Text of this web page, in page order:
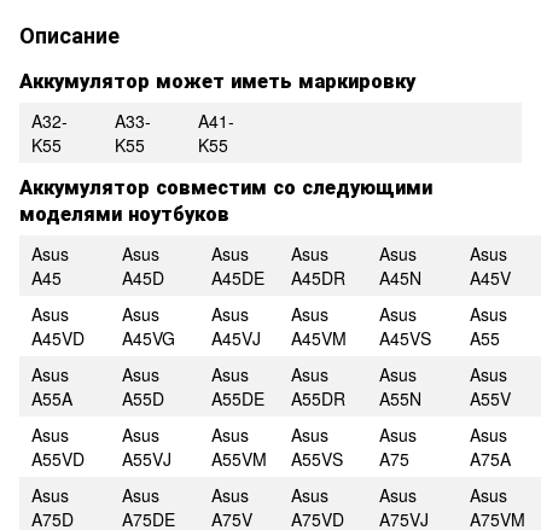
Описание
Аккумулятор может иметь маркировку
A32-
K55
A33-
K55
A41-
K55
Аккумулятор совместим со следующими
моделями ноутбуков
Asus
A45
Asus
A45D
Asus
A45DE
Asus
A45DR
Asus
A45N
Asus
A45V
Asus
A45VD
Asus
A45VG
Asus
A45VJ
Asus
A45VM
Asus
A45VS
Asus
A55
Asus
A55A
Asus
A55D
Asus
A55DE
Asus
A55DR
Asus
A55N
Asus
A55V
Asus
A55VD
Asus
A55VJ
Asus
A55VM
Asus
A55VS
Asus
A75
Asus
A75A
Asus
A75D
Asus
A75DE
Asus
A75V
Asus
A75VD
Asus
A75VJ
Asus
A75VM